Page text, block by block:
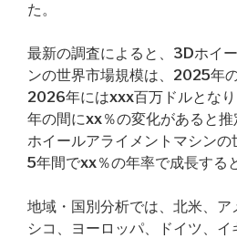
た。
最新の調査によると、3Dホイ
ンの世界市場規模は、2025年
2026年にはxxx百万ドルとな
年の間にxx％の変化があると
ホイールアライメントマシン
5年間でxx％の年率で成長する
地域・国別分析では、北米、ア
シコ、ヨーロッパ、ドイツ、イ